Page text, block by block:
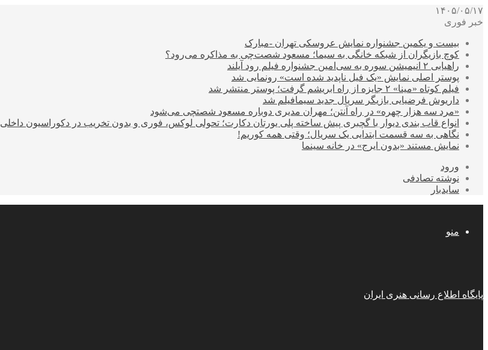
۱۴۰۵/۰۵/۱۷
خبر فوری
بیست و یکمین جشنواره نمایش عروسکی تهران -مبارک
کوچ بازیگران از شبکه خانگی به سیما؛ مسعود شصت‌چی به مذاکره می‌رود؟
راهیابی ۲ انیمیشن سوره به سی‌امین جشنواره فیلم رود آیلند
پوستر اصلی نمایش «یک فیل ناپدید شده است» رونمایی شد
فیلم کوتاه «مینا» ۲ جایزه از راه ابریشم گرفت؛ پوستر منتشر شد
داریوش فرضیایی بازیگر سریال جدید سیمافیلم شد
«مرد سه هزار چهره» در راه آنتن؛ مهران مدیری دوباره مسعود شصتچی می‌شود
انواع قاب بندی دیوار با گچبری پیش ساخته پلی یورتان دکارت؛ تحولی لوکس، فوری و بدون تخریب در دکوراسیون داخلی
نگاهی به سه قسمت ابتدایی یک سریال؛ وقتی همه کوریم!
نمایش مستند «بدون ایرج» در خانه سینما
ورود
نوشته تصادفی
سایدبار
منو
پایگاه اطلاع رسانی هنری ایران